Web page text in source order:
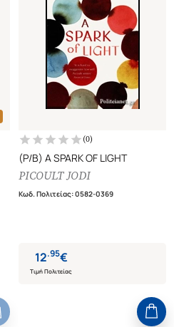
(0)
(P/B) A SPARK OF LIGHT
PICOULT JODI
Κωδ. Πολιτείας:0582-0369
12.95€
Τιμή Πολιτείας